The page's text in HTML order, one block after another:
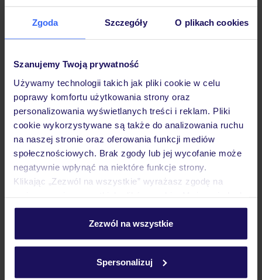
Zgoda Szczegóły O plikach cookies
Szanujemy Twoją prywatność
Używamy technologii takich jak pliki cookie w celu
poprawy komfortu użytkowania strony oraz
personalizowania wyświetlanych treści i reklam. Pliki
cookie wykorzystywane są także do analizowania ruchu
na naszej stronie oraz oferowania funkcji mediów
społecznościowych. Brak zgody lub jej wycofanie może
negatywnie wpłynąć na niektóre funkcje strony.
Klikając „Zezwól na wszystkie” wyrażasz zgodę na
personalizować swój wybór wchodząc w zakładkę
Szczegółowe informacje o plikach cookie znajdziesz
Zezwól na wszystkie
Spersonalizuj
Pokoje
Wyżywienie
Atrakcje
Ważne informacje